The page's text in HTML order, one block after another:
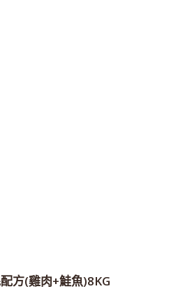
方(雞肉+鮭魚)8KG